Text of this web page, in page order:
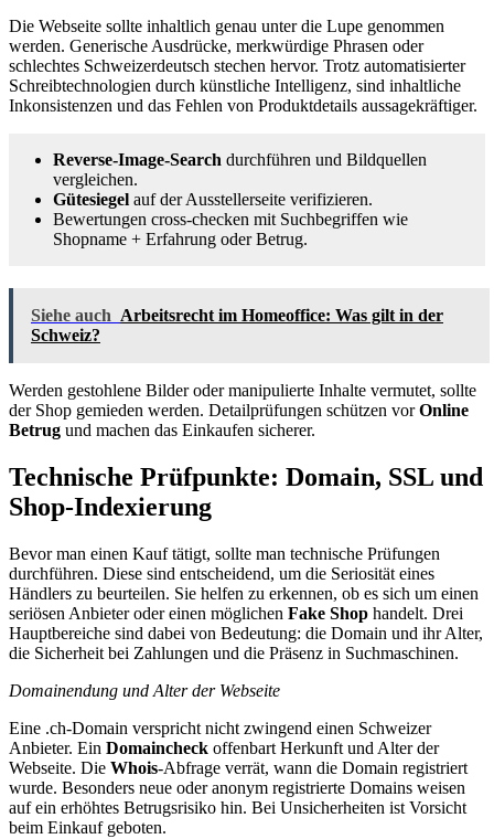
Die Webseite sollte inhaltlich genau unter die Lupe genommen
werden. Generische Ausdrücke, merkwürdige Phrasen oder
schlechtes Schweizerdeutsch stechen hervor. Trotz automatisierter
Schreibtechnologien durch künstliche Intelligenz, sind inhaltliche
Inkonsistenzen und das Fehlen von Produktdetails aussagekräftiger.
Reverse-Image-Search durchführen und Bildquellen
vergleichen.
Gütesiegel auf der Ausstellerseite verifizieren.
Bewertungen cross-checken mit Suchbegriffen wie
Shopname + Erfahrung oder Betrug.
Siehe auch Arbeitsrecht im Homeoffice: Was gilt in der
Schweiz?
Werden gestohlene Bilder oder manipulierte Inhalte vermutet, sollte
der Shop gemieden werden. Detailprüfungen schützen vorOnline
Betrug und machen das Einkaufen sicherer.
Technische Prüfpunkte: Domain, SSL und
Shop-Indexierung
Bevor man einen Kauf tätigt, sollte man technische Prüfungen
durchführen. Diese sind entscheidend, um die Seriosität eines
Händlers zu beurteilen. Sie helfen zu erkennen, ob es sich um einen
seriösen Anbieter oder einen möglichen Fake Shop handelt. Drei
Hauptbereiche sind dabei von Bedeutung: die Domain und ihr Alter,
die Sicherheit bei Zahlungen und die Präsenz in Suchmaschinen.
Domainendung und Alter der Webseite
Eine .ch-Domain verspricht nicht zwingend einen Schweizer
Anbieter. Ein Domaincheck offenbart Herkunft und Alter der
Webseite. Die Whois-Abfrage verrät, wann die Domain registriert
wurde. Besonders neue oder anonym registrierte Domains weisen
auf ein erhöhtes Betrugsrisiko hin. Bei Unsicherheiten ist Vorsicht
beim Einkauf geboten.